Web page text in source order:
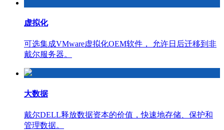
虚拟化
可选集成VMware虚拟化OEM软件， 允许日后迁移到非
戴尔服务器。
大数据
戴尔DELL释放数据资本的价值，快速地存储、保护和
管理数据。